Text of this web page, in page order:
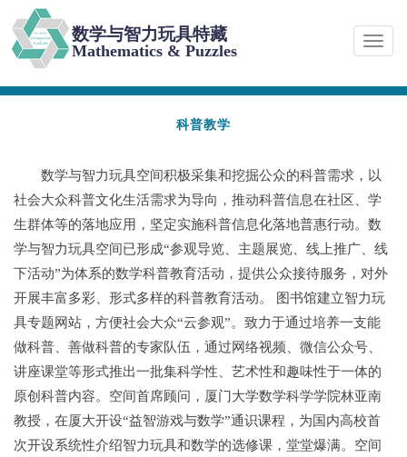
跳转到主要内容
数学与智力玩具特藏
Mathematics & Puzzles
Toggle
科普教学
数学与智力玩具空间积极采集和挖掘公众的科普需求，以
社会大众科普文化生活需求为导向，推动科普信息在社区、学
生群体等的落地应用，坚定实施科普信息化落地普惠行动。数
学与智力玩具空间已形成“参观导览、主题展览、线上推广、线
下活动”为体系的数学科普教育活动，提供公众接待服务，对外
开展丰富多彩、形式多样的科普教育活动。 图书馆建立智力玩
具专题网站，方便社会大众“云参观”。致力于通过培养一支能
做科普、善做科普的专家队伍，通过网络视频、微信公众号、
讲座课堂等形式推出一批集科学性、艺术性和趣味性于一体的
原创科普内容。空间首席顾问，厦门大学数学科学学院林亚南
教授，在厦大开设“益智游戏与数学”通识课程，为国内高校首
次开设系统性介绍智力玩具和数学的选修课，堂堂爆满。空间